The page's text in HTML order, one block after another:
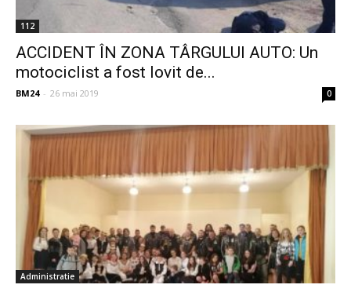
112
ACCIDENT ÎN ZONA TÂRGULUI AUTO: Un
motociclist a fost lovit de...
BM24 - 26 mai 2019 0
Administratie